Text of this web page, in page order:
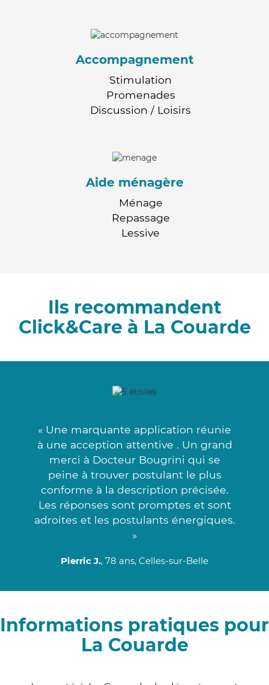
Accompagnement
Stimulation
Promenades
Discussion / Loisirs
Aide ménagère
Ménage
Repassage
Lessive
Ils recommandent
Click&Care à La Couarde
« Une marquante application réunie
à une acception attentive . Un grand
merci à Docteur Bougrini qui se
peine à trouver postulant le plus
conforme à la description précisée.
Les réponses sont promptes et sont
adroites et les postulants énergiques.
»
Pierric J., 78 ans, Celles-sur-Belle
Informations pratiques pour
La Couarde